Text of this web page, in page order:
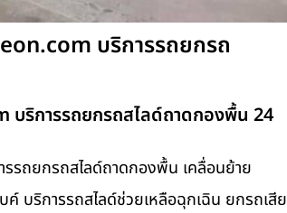
บริการรถยกรถ
บริการรถยกรถสไลด์ถาดกองพื้น 24
รถยกรถสไลด์ถาดกองพื้น เคลื่อนย้าย
บริการรถสไลด์ช่วยเหลือฉุกเฉิน ยกรถเสีย